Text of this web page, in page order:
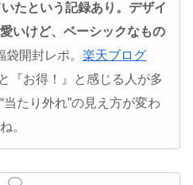
たという記録あり。デザイ
いけど、ベーシックなもの
開封レポ。 楽天ブログ
『お得！』と感じる人が多
たり外れ”の見え方が変わ
。